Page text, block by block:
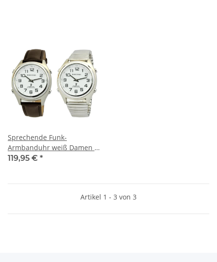
Sprechende Funk-
Armbanduhr weiß Damen /
Herren Sprachausgabe
119,95 € *
Artikel 1 - 3 von 3